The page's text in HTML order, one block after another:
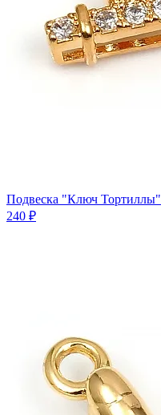
Подвеска "Ключ Тортиллы"
240 ₽